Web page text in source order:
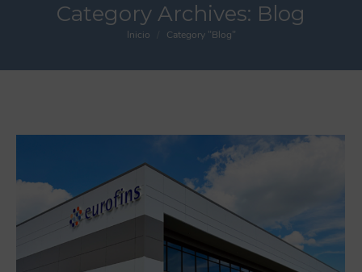
Category Archives: Blog
You are here:
Inicio Category "Blog"